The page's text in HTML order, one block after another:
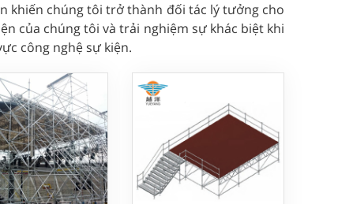
khiến chúng tôi trở thành đối tác lý tưởng cho
của chúng tôi và trải nghiệm sự khác biệt khi
công nghệ sự kiện.